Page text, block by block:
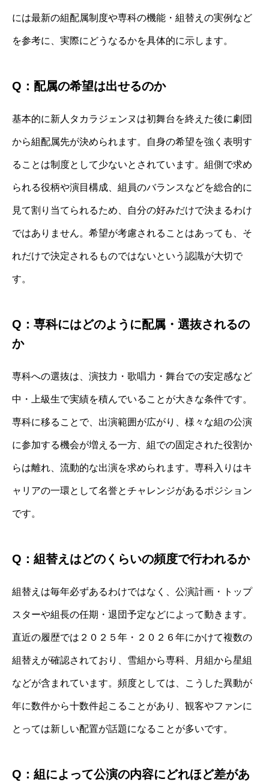
には最新の組配属制度や専科の機能・組替えの実例など
を参考に、実際にどうなるかを具体的に示します。
Q：配属の希望は出せるのか
基本的に新人タカラジェンヌは初舞台を終えた後に劇団
から組配属先が決められます。自身の希望を強く表明す
ることは制度として少ないとされています。組側で求め
られる役柄や演目構成、組員のバランスなどを総合的に
見て割り当てられるため、自分の好みだけで決まるわけ
ではありません。希望が考慮されることはあっても、そ
れだけで決定されるものではないという認識が大切で
す。
Q：専科にはどのように配属・選抜されるの
か
専科への選抜は、演技力・歌唱力・舞台での安定感など
中・上級生で実績を積んでいることが大きな条件です。
専科に移ることで、出演範囲が広がり、様々な組の公演
に参加する機会が増える一方、組での固定された役割か
らは離れ、流動的な出演を求められます。専科入りはキ
ャリアの一環として名誉とチャレンジがあるポジション
です。
Q：組替えはどのくらいの頻度で行われるか
組替えは毎年必ずあるわけではなく、公演計画・トップ
スターや組長の任期・退団予定などによって動きます。
直近の履歴では２０２５年・２０２６年にかけて複数の
組替えが確認されており、雪組から専科、月組から星組
などが含まれています。頻度としては、こうした異動が
年に数件から十数件起こることがあり、観客やファンに
とっては新しい配置が話題になることが多いです。
Q：組によって公演の内容にどれほど差があ